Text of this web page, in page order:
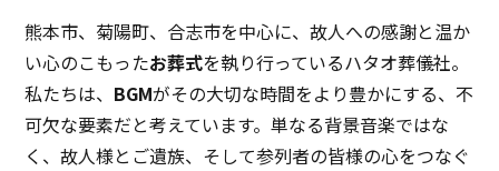
熊本市、菊陽町、合志市を中心に、故人への感謝と温か
い心のこもったお葬式を執り行っているハタオ葬儀社。
私たちは、 BGMがその大切な時間をより豊かにする、不
可欠な要素だと考えています。単なる背景音楽ではな
く、故人様とご遺族、そして参列者の皆様の心をつなぐ